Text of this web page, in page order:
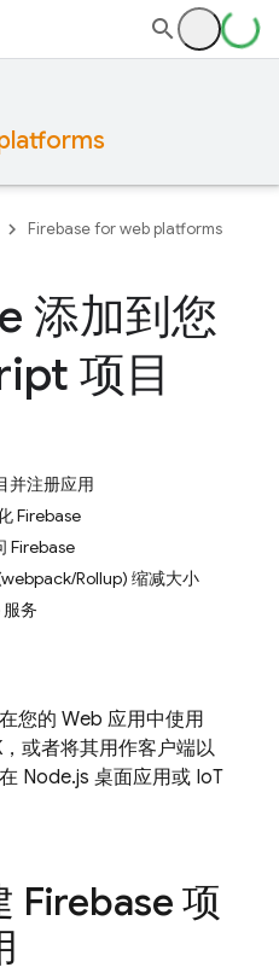
Firebase for web platforms
添加到您
项目
并注册应用
Firebase
Firebase
Rollup) 缩减大小
务
您的 Web 应用中使用
或者将其用作客户端以
Node.js 桌面应用或 IoT
Firebase 项